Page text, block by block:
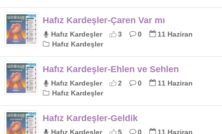
Hafız Kardeşler-Çaren Var mı
Hafız Kardeşler 3 0
11 Haziran
Hafız Kardeşler
Hafız Kardeşler-Ehlen ve Sehlen
Hafız Kardeşler 2 0
11 Haziran
Hafız Kardeşler
Hafız Kardeşler-Geldik
Hafız Kardeşler 5 0
11 Haziran